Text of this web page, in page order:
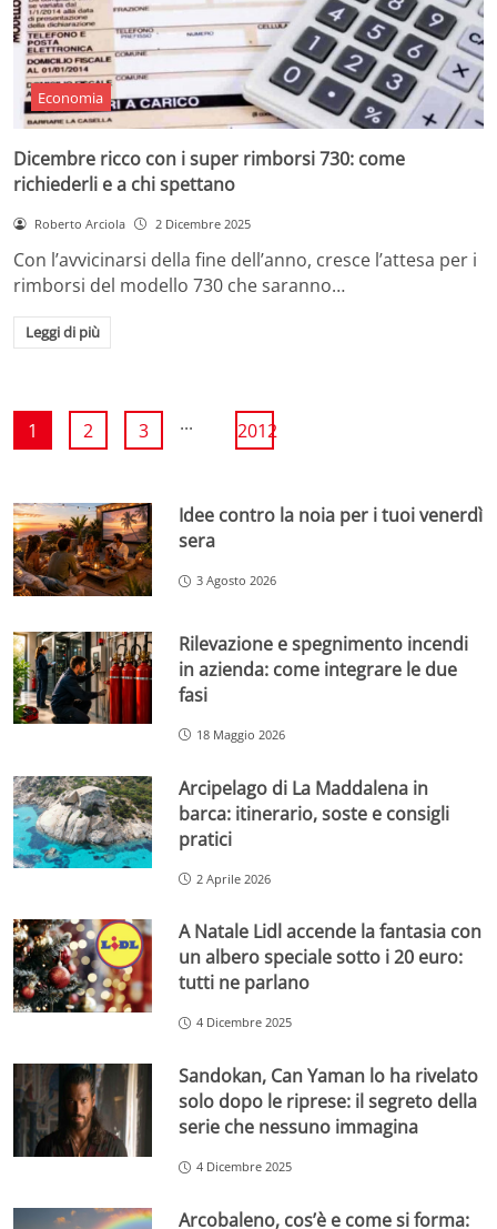
Economia
Dicembre ricco con i super rimborsi 730: come
richiederli e a chi spettano
Roberto Arciola 2 Dicembre 2025
Con l’avvicinarsi della fine dell’anno, cresce l’attesa per i
rimborsi del modello 730 che saranno…
Leggi di più
1 2 3 ... 2012
Idee contro la noia per i tuoi venerdì
sera
3 Agosto 2026
Rilevazione e spegnimento incendi
in azienda: come integrare le due
fasi
18 Maggio 2026
Arcipelago di La Maddalena in
barca: itinerario, soste e consigli
pratici
2 Aprile 2026
A Natale Lidl accende la fantasia con
un albero speciale sotto i 20 euro:
tutti ne parlano
4 Dicembre 2025
Sandokan, Can Yaman lo ha rivelato
solo dopo le riprese: il segreto della
serie che nessuno immagina
4 Dicembre 2025
Arcobaleno, cos’è e come si forma: